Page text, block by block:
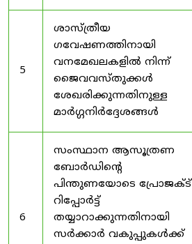
5
ശാസ്ത്രീയ
ഗവേഷണത്തിനായി
വനമേഖലകളിൽ നിന്ന്
ജൈവവസ്തുക്കൾ
ശേഖരിക്കുന്നതിനുള്ള
മാർഗ്ഗനിർദ്ദേശങ്ങൾ
6
സംസ്ഥാന ആസൂത്രണ
ബോർഡിൻ്റെ
പിന്തുണയോടെ പ്രോജക്ട്
റിപ്പോർട്ട്
തയ്യാറാക്കുന്നതിനായി
സർക്കാർ വകുപ്പുകൾക്ക്